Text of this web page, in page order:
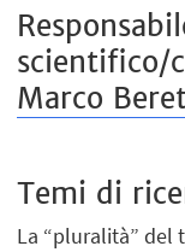
scientifico/
Marco
Temi di
La “pluralità” del